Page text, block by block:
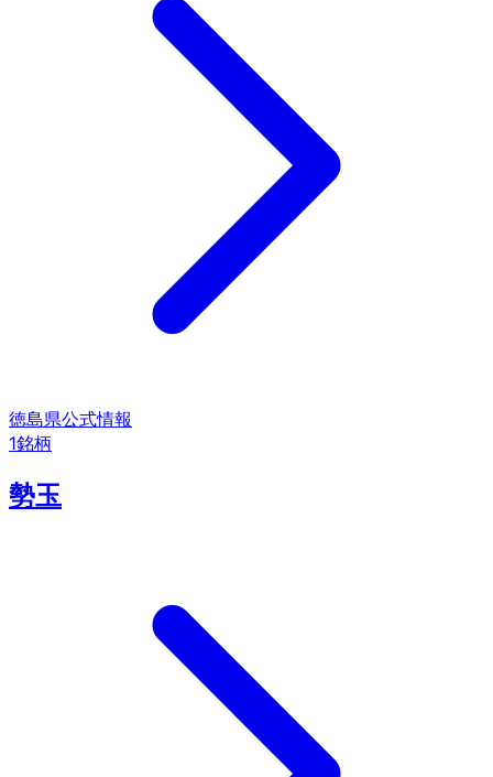
徳島県公式情報
1銘柄
勢玉